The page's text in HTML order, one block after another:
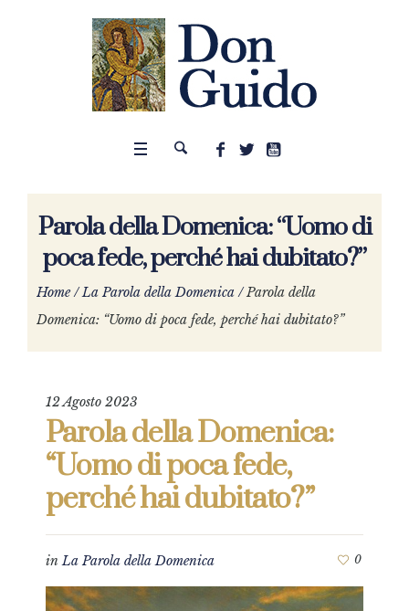
Parola della Domenica: “Uomo di
poca fede, perché hai dubitato?”
Home /La Parola della Domenica /Parola della
Domenica: “Uomo di poca fede, perché hai dubitato?”
12 Agosto 2023
Parola della Domenica:
“Uomo di poca fede,
perché hai dubitato?”
inLa Parola della Domenica 0